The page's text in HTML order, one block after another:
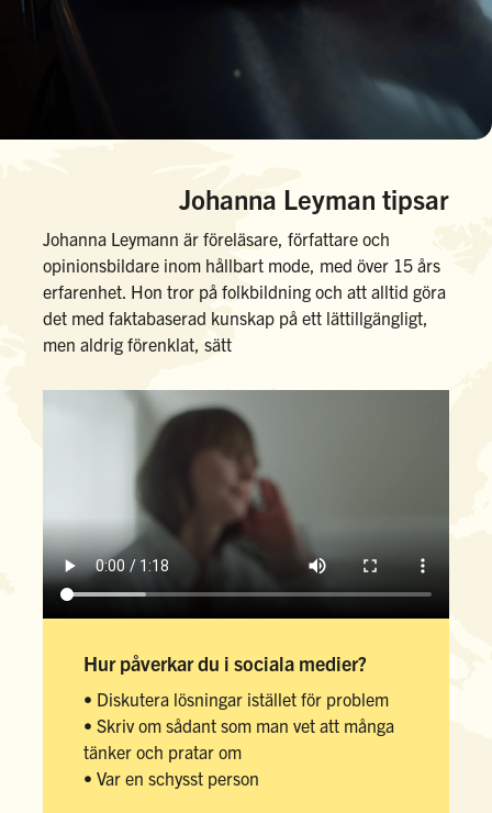
Johanna Leyman tipsar
Johanna Leymann är föreläsare, författare och
opinionsbildare inom hållbart mode, med över 15 års
erfarenhet. Hon tror på folkbildning och att alltid göra
det med faktabaserad kunskap på ett lättillgängligt,
men aldrig förenklat, sätt
Hur påverkar du i sociala medier?
• Diskutera lösningar istället för problem
• Skriv om sådant som man vet att många
tänker och pratar om
• Var en schysst person